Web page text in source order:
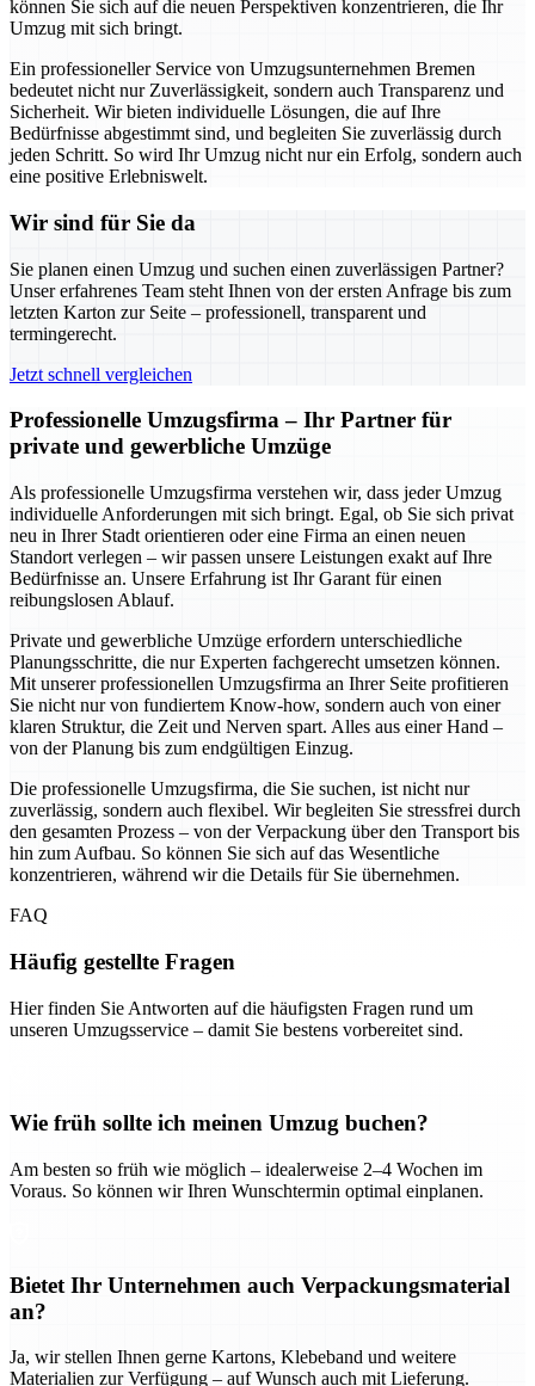
können Sie sich auf die neuen Perspektiven konzentrieren, die Ihr
Umzug mit sich bringt.
Ein professioneller Service von Umzugsunternehmen Bremen
bedeutet nicht nur Zuverlässigkeit, sondern auch Transparenz und
Sicherheit. Wir bieten individuelle Lösungen, die auf Ihre
Bedürfnisse abgestimmt sind, und begleiten Sie zuverlässig durch
jeden Schritt. So wird Ihr Umzug nicht nur ein Erfolg, sondern auch
eine positive Erlebniswelt.
Wir sind für Sie da
Sie planen einen Umzug und suchen einen zuverlässigen Partner?
Unser erfahrenes Team steht Ihnen von der ersten Anfrage bis zum
letzten Karton zur Seite – professionell, transparent und
termingerecht.
Jetzt schnell vergleichen
Professionelle Umzugsfirma – Ihr Partner für
private und gewerbliche Umzüge
Als professionelle Umzugsfirma verstehen wir, dass jeder Umzug
individuelle Anforderungen mit sich bringt. Egal, ob Sie sich privat
neu in Ihrer Stadt orientieren oder eine Firma an einen neuen
Standort verlegen – wir passen unsere Leistungen exakt auf Ihre
Bedürfnisse an. Unsere Erfahrung ist Ihr Garant für einen
reibungslosen Ablauf.
Private und gewerbliche Umzüge erfordern unterschiedliche
Planungsschritte, die nur Experten fachgerecht umsetzen können.
Mit unserer professionellen Umzugsfirma an Ihrer Seite profitieren
Sie nicht nur von fundiertem Know-how, sondern auch von einer
klaren Struktur, die Zeit und Nerven spart. Alles aus einer Hand –
von der Planung bis zum endgültigen Einzug.
Die professionelle Umzugsfirma, die Sie suchen, ist nicht nur
zuverlässig, sondern auch flexibel. Wir begleiten Sie stressfrei durch
den gesamten Prozess – von der Verpackung über den Transport bis
hin zum Aufbau. So können Sie sich auf das Wesentliche
konzentrieren, während wir die Details für Sie übernehmen.
FAQ
Häufig gestellte Fragen
Hier finden Sie Antworten auf die häufigsten Fragen rund um
unseren Umzugsservice – damit Sie bestens vorbereitet sind.
Wie früh sollte ich meinen Umzug buchen?
Am besten so früh wie möglich – idealerweise 2–4 Wochen im
Voraus. So können wir Ihren Wunschtermin optimal einplanen.
Bietet Ihr Unternehmen auch Verpackungsmaterial
an?
Ja, wir stellen Ihnen gerne Kartons, Klebeband und weitere
Materialien zur Verfügung – auf Wunsch auch mit Lieferung.